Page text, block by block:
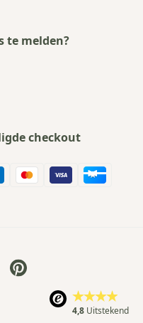
te melden?
checkout
4,8 Uitstekend